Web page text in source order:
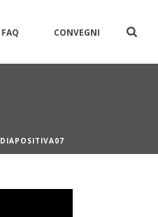
FAQ CONVEGNI
DIAPOSITIVA07